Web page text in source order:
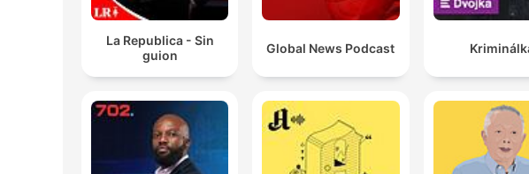
La Republica - Sin
guion
Global News Podcast